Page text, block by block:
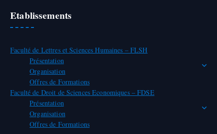
Etablissements
Faculté de Lettres et Sciences Humaines – FLSH
Présentation
Organisation
Offres de Formations
Faculté de Droit de Sciences Economiques – FDSE
Présentation
Organisation
Offres de Formations